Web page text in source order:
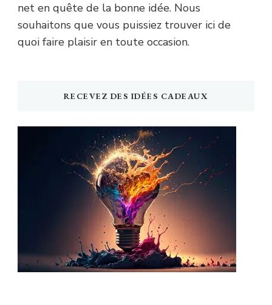
net en quête de la bonne idée. Nous
souhaitons que vous puissiez trouver ici de
quoi faire plaisir en toute occasion.
RECEVEZ DES IDÉES CADEAUX